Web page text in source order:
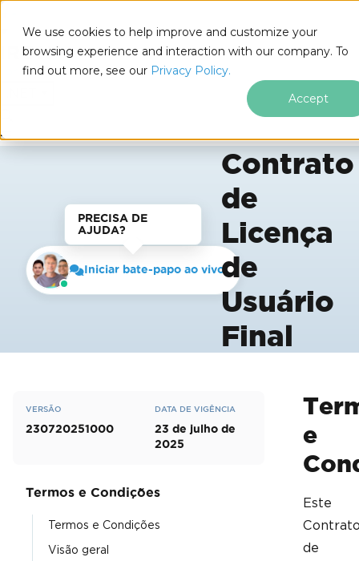
We use cookies to help improve and customize your
browsing experience and interaction with our company. To
find out more, see our Privacy Policy.
Accept
PRECISA DE
AJUDA?
Iniciar bate-papo ao vivo
Contrato
de
Licença
de
Usuário
Final
VERSÃO
230720251000
DATA DE VIGÊNCIA
23 de julho de
2025
Termos e Condições
Termos e Condições
Visão geral
e
Este
de